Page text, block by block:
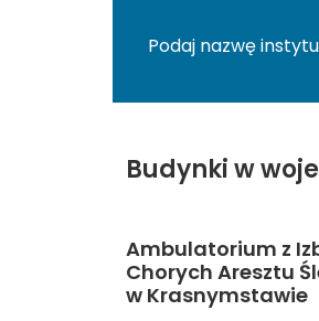
Budynki w
Ambulatorium z
Chorych Aresztu
w Krasnymstawie